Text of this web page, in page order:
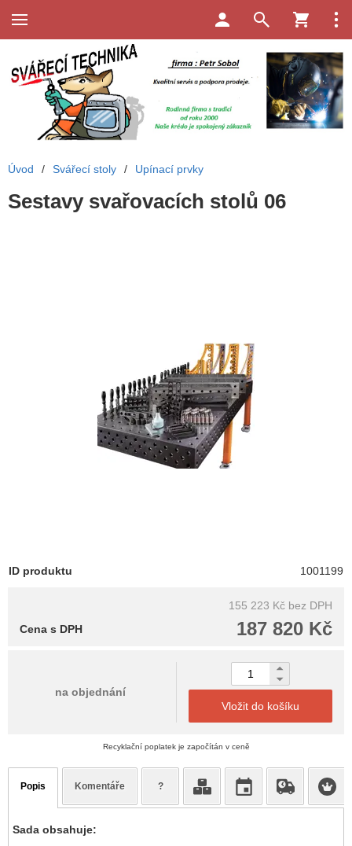
Úvod / Svářecí stoly / Upínací prvky
Sestavy svařovacích stolů 06
ID produktu 1001199
155 223 Kč bez DPH
187 820 Kč
Cena s DPH
na objednání
Vložit do košíku
Recyklační poplatek je započítán v ceně
Popis Komentáře ?
Sada obsahuje: